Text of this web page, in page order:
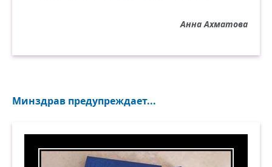
Анна Ахматова
Минздрав предупреждает...